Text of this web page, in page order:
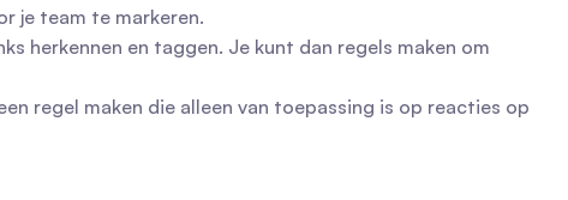
je team te markeren.
herkennen en taggen. Je kunt dan regels maken om
regel maken die alleen van toepassing is op reacties op